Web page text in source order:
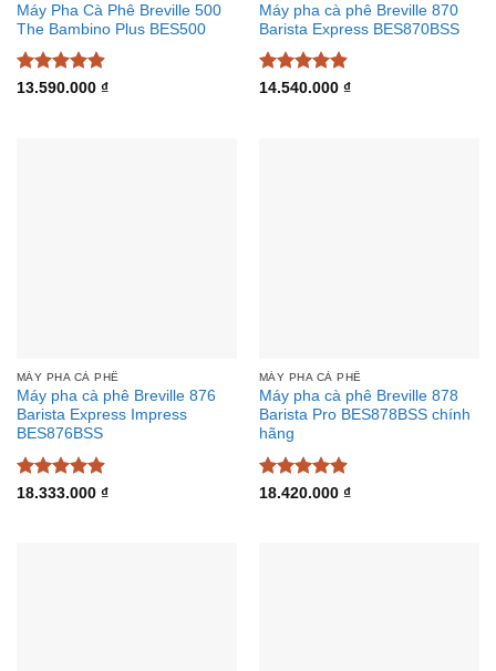
Máy Pha Cà Phê Breville 500
The Bambino Plus BES500
Được xếp
13.590.000 ₫
Máy pha cà phê Breville 870
Barista Express BES870BSS
Được xếp
14.540.000 ₫
MÁY PHA CÀ PHÊ
Máy pha cà phê Breville 876
Barista Express Impress
BES876BSS
Được xếp
18.333.000 ₫
MÁY PHA CÀ PHÊ
Máy pha cà phê Breville 878
Barista Pro BES878BSS chính
hãng
Được xếp
18.420.000 ₫